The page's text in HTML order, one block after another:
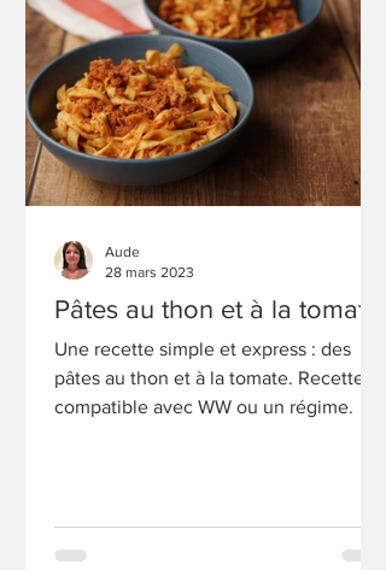
Pâtes au thon et à la tomate
Une recette simple et express : des
pâtes au thon et à la tomate. Recette
compatible avec WW ou un régime.
Aude
28 mars 2023